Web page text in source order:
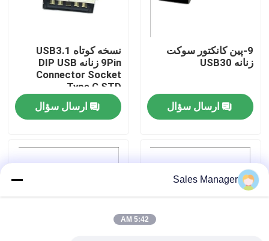
کنترل کیفیت
درخواست نقل قول
کانکتور سوکت USB
9-پین کانکتور سوکت
زنانه USB30
ارسال سؤال
نسخه کوتاه USB3.1
9Pin زنانه DIP USB
Connector Socket
Type C STD
ارسال سؤال
Sales Manager
5:42 AM